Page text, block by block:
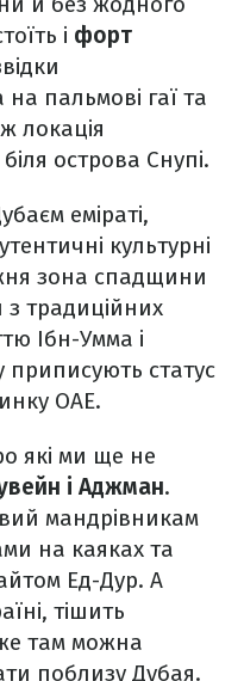
і форт
пальмові гаї та
локація
острова Снупі.
еміраті,
культурні
зона спадщини
традиційних
Ібн-Умма і
статус
ОАЕ.
які ми ще не
і Аджман.
мандрівникам
на каяках та
Ед-Дур. А
тішить
там можна
поблизу Дубая.